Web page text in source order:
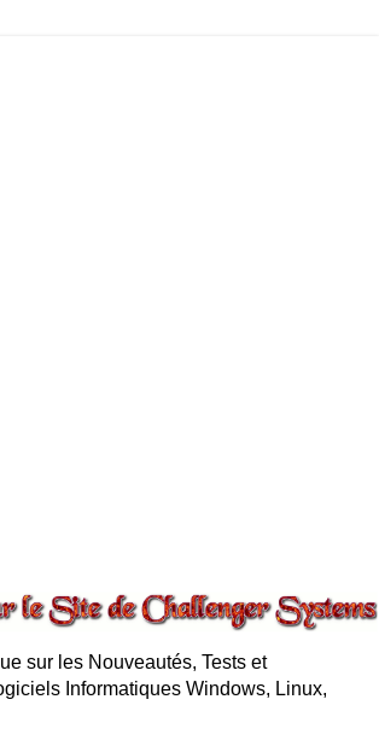
sur les Nouveautés, Tests et
Informatiques Windows, Linux,